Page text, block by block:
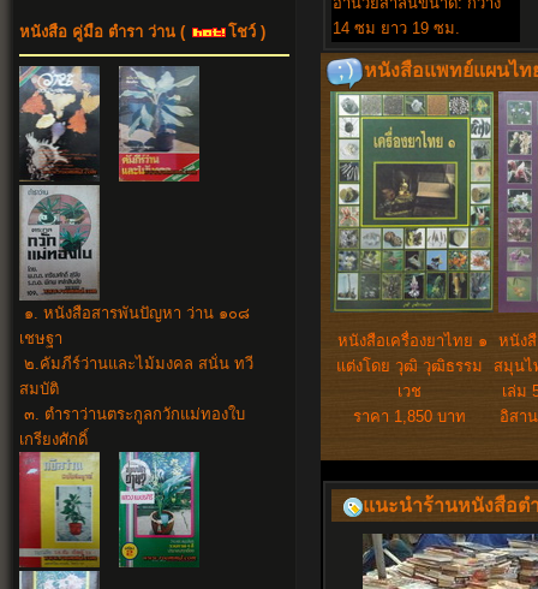
หนังสือ คู่มือ ตำรา ว่าน ( โชว์ )
๑. หนังสือสารพันปัญหา ว่าน ๑๐๘
เชษฐา
๒.คัมภีร์ว่านและไม้มงคล สนั่น ทวี
สมบัติ
๓. ตำราว่านตระกูลกวักแม่ทองใบ
เกรียงศักดิ์
14 ซม ยาว 19 ซม.
หนังสือแพทย์แผนไท
หนังสือเครื่องยาไทย ๑
แต่งโดย วุฒิ วุฒิธรรม
เวช
ราคา 1,850 บาท
หนัง
สมุนไ
เล่ม
อิสา
แนะนำร้านหนังสือ